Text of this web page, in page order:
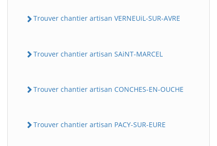
Trouver chantier artisan VERNEUiL-SUR-AVRE
Trouver chantier artisan SAiNT-MARCEL
Trouver chantier artisan CONCHES-EN-OUCHE
Trouver chantier artisan PACY-SUR-EURE